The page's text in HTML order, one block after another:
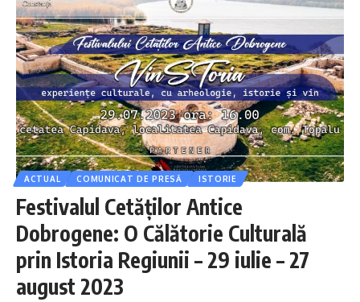
ACTUAL COMUNICAT DE PRESĂ ISTORIE
Festivalul Cetăților Antice
Dobrogene: O Călătorie Culturală
prin Istoria Regiunii – 29 iulie – 27
august 2023